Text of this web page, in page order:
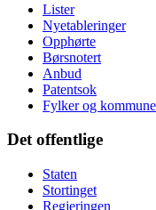
Lister
Nyetableringer
Opphørte
Børsnotert
Anbud
Patentsok
Fylker og
Det offentlige
Staten
Stortinget
Regjeringen